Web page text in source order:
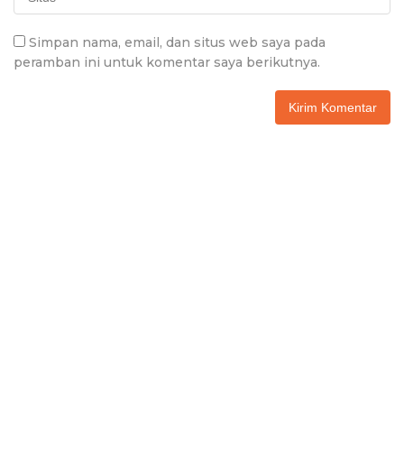
Simpan nama, email, dan situs web saya pada
peramban ini untuk komentar saya berikutnya.